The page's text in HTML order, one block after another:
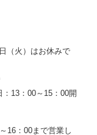
（火）はお休みで
13：00～15：00開
16：00まで営業し